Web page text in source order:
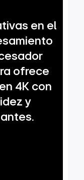
en el
ofrece
4K con
y